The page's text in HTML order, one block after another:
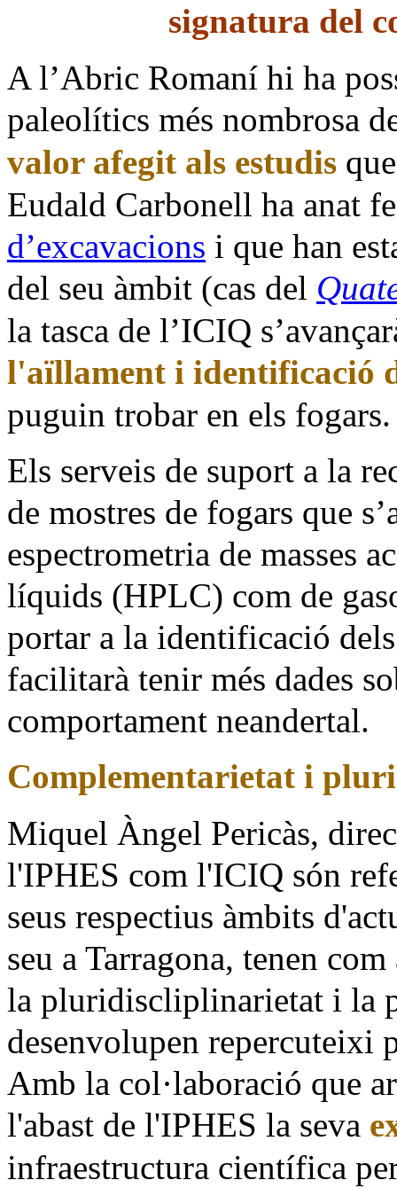
signatura del
A l’Abric Romaní hi ha
paleolítics més nombrosa
valor afegit als estudis
Eudald Carbonell ha anat
d’excavacions i que han
del seu àmbit (cas del
la tasca de l’ICIQ
l'aïllament i identificació
puguin trobar en els fogars.
Els serveis de suport a la
de mostres de fogars que
espectrometria de masses
líquids (HPLC) com de
portar a la identificació
facilitarà tenir més dades
comportament neandertal.
Complementarietat i
Miquel Àngel Pericàs,
l'IPHES com l'ICIQ són
seus respectius àmbits
seu a Tarragona, tenen
la pluridiscliplinarietat i la
desenvolupen repercuteixi
Amb la col·laboració que
l'abast de l'IPHES la seva
infraestructura científica